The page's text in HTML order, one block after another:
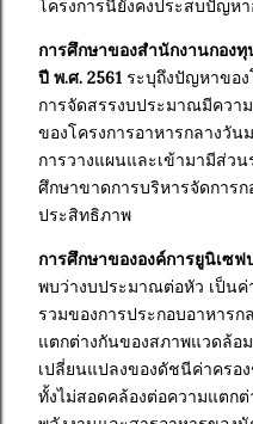
โครงการนี้ยังคงประสบปัญหา
การศึกษาของสำนักงานกองทุ
ปี พ.ศ. 2561 ระบุถึงปัญหาของ
การจัดสรรงบประมาณมีควา
ของโครงการอาหารกลางวั
การวางแผนและเข้ามามีส่ว
ศึกษาขาดการบริหารจัดการ
ประสิทธิภาพ
การศึกษาขององค์การยูนิเซฟ
พบว่างบประมาณต่อหัว เป็น
รวมของการประกอบอาหาร
แตกต่างกันของสภาพแวดล้อ
เปลี่ยนแปลงของดัชนีค่าครอ
ทั้งไม่สอดคล้องต่อความแตก